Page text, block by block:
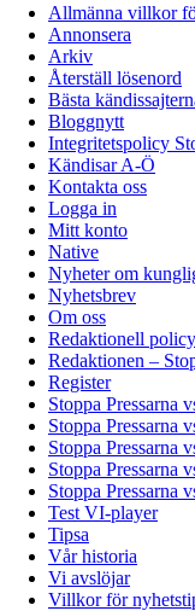
Allmänna villkor
Annonsera
Arkiv
Återställ lösenord
Bästa
Bloggnytt
Integritetspolicy
Kändisar A-Ö
Kontakta oss
Logga in
Mitt konto
Native
Nyheter om
Nyhetsbrev
Om oss
Redaktionell policy
Redaktionen –
Register
Stoppa Pressarna
Stoppa Pressarna
Stoppa Pressarna
Stoppa Pressarna
Stoppa Pressarna
Test VI-player
Tipsa
Vår historia
Vi avslöjar
Villkor för